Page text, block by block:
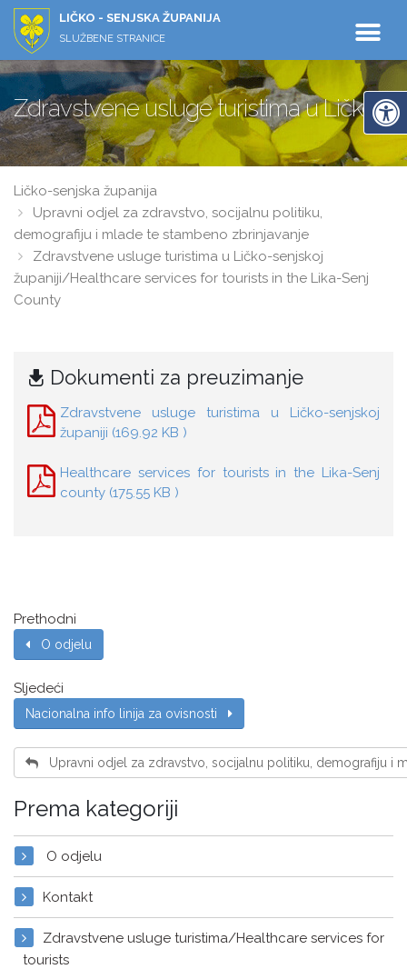
LIČKO - SENJSKA ŽUPANIJA
SLUŽBENE STRANICE
Zdravstvene usluge turistima u Ličko-
Ličko-senjska županija
Upravni odjel za zdravstvo, socijalnu politiku,
demografiju i mlade te stambeno zbrinjavanje
Zdravstvene usluge turistima u Ličko-senjskoj
županiji/Healthcare services for tourists in the Lika-Senj
County
Dokumenti za preuzimanje
Zdravstvene usluge turistima u Ličko-senjskoj
županiji (169.92 KB )
Healthcare services for tourists in the Lika-Senj
county (175.55 KB )
Prethodni
O odjelu
Sljedeći
Nacionalna info linija za ovisnosti
Upravni odjel za zdravstvo, socijalnu politiku, demografiju i
Prema kategoriji
O odjelu
Kontakt
Zdravstvene usluge turistima/Healthcare services for
tourists